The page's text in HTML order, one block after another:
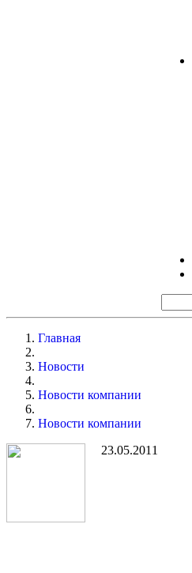
Главная
Новости
Новости компании
Новости компании
23.05.2011